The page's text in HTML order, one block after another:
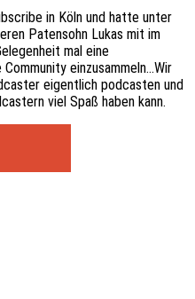
in Köln und hatte unter
Patensohn Lukas mit im
mal eine
einzusammeln…Wir
eigentlich podcasten und
viel Spaß haben kann.